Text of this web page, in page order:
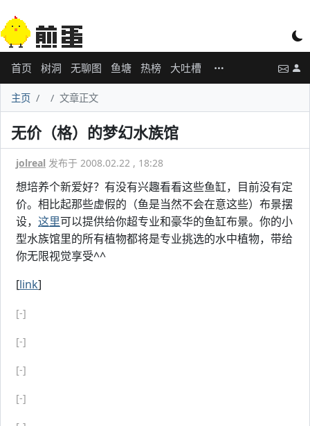
首页 树洞 无聊图 鱼塘 热榜 大吐槽
主页 文章正文
无价（格）的梦幻水族馆
jolreal 发布于 2008.02.22 , 18:28
想培养个新爱好？有没有兴趣看看这些鱼缸，目前没有定
价。相比起那些虚假的（鱼是当然不会在意这些）布景摆
设， 这里可以提供给你超专业和豪华的鱼缸布景。你的小
型水族馆里的所有植物都将是专业挑选的水中植物，带给
你无限视觉享受^^
[link]
[-]
[-]
[-]
[-]